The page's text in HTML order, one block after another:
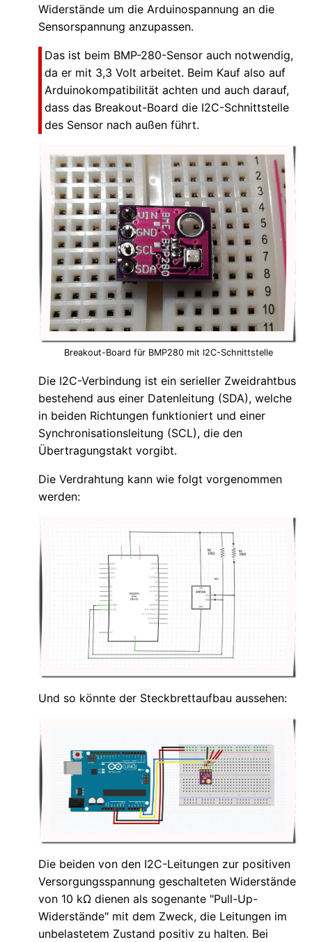
Widerstände um die Arduinospannung an die
Sensorspannung anzupassen.
Das ist beim BMP-280-Sensor auch notwendig,
da er mit 3,3 Volt arbeitet. Beim Kauf also auf
Arduinokompatibilität achten und auch darauf,
dass das Breakout-Board die I2C-Schnittstelle
des Sensor nach außen führt.
Breakout-Board für BMP280 mit I2C-Schnittstelle
Die I2C-Verbindung ist ein serieller Zweidrahtbus
bestehend aus einer Datenleitung (SDA), welche
in beiden Richtungen funktioniert und einer
Synchronisationsleitung (SCL), die den
Übertragungstakt vorgibt.
Die Verdrahtung kann wie folgt vorgenommen
werden:
Und so könnte der Steckbrettaufbau aussehen:
Die beiden von den I2C-Leitungen zur positiven
Versorgungsspannung geschalteten Widerstände
von 10 kΩ dienen als sogenante "Pull-Up-
Widerstände" mit dem Zweck, die Leitungen im
unbelastetem Zustand positiv zu halten. Bei